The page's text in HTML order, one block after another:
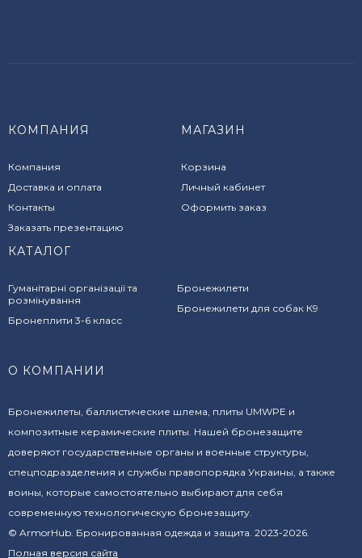
КОМПАНИЯ
Компания
Доставка и оплата
Контакты
Заказать презентацию
МАГАЗИН
Корзина
Личный кабинет
Оформить заказ
КАТАЛОГ
Гуманітарні організації та
розмінування
Бронеплити 3-6 класс
Бронежилети
Бронежилети для собак К9
О КОМПАНИИ
Бронежилеты, баллистические шлема, плиты UMWPE и
композитные керамические плиты. Нашей бронезащите
доверяют государственные органы и военные структуры,
спецподразделения и службы правопорядка Украины, а также
воины, которые самостоятельно выбирают для себя
современную технологическую бронезащиту.
© ArmorHub. Бронированная одежда и защита. 2023-2026.
Полная версия сайта